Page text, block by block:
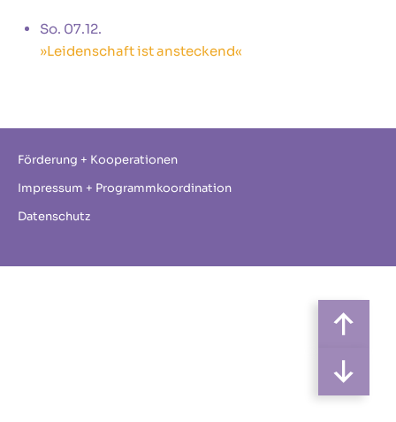
So. 07.12.
»Leidenschaft ist ansteckend«
Förderung + Kooperationen
Impressum + Programmkoordination
Datenschutz